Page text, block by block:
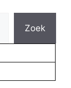
Zoek